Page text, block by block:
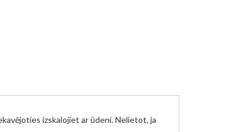
izskalojiet ar ūdeni. Nelietot, ja